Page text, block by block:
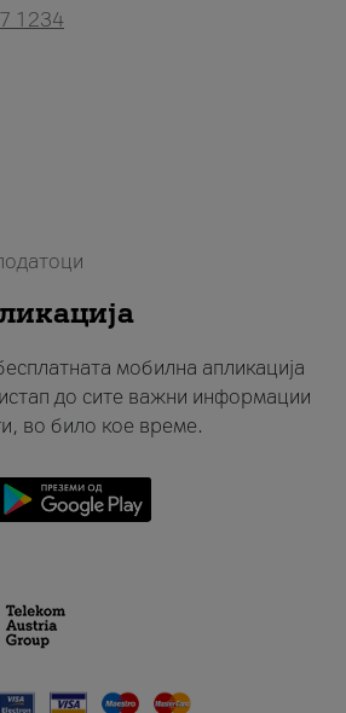
1234
мобилна апликација
до сите важни информации
во било кое време.